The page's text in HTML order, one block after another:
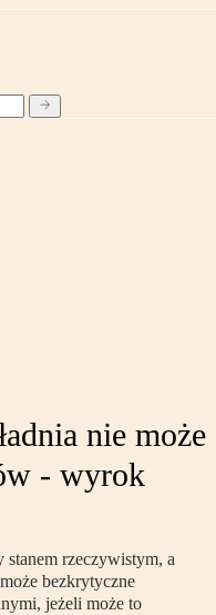
nie może
- wyrok
rzeczywistym, a
bezkrytyczne
jeżeli może to